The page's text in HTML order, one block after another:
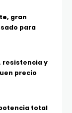
gran
para
resistencia y
precio
potencia total